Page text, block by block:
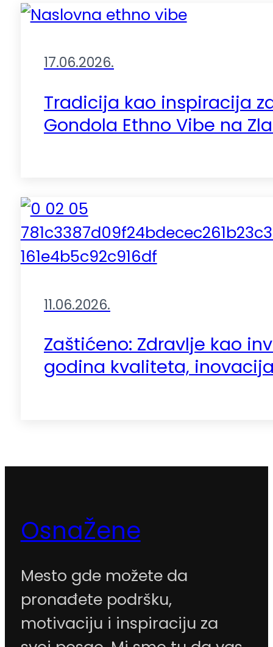
17.06.2026.
Tradicija kao inspiracija
Gondola Ethno Vibe na
11.06.2026.
Zaštićeno: Zdravlje kao
godina kvaliteta,
OsnaŽene
Mesto gde možete da
pronađete podršku,
motivaciju i inspiraciju za